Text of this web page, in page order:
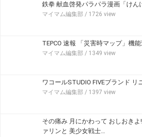
鉄拳 献血啓発パラパラ漫画「けん
マイマム編集部 / 1726 view
TEPCO 速報 「災害時マップ」機
マイマム編集部 / 1349 view
ワコールSTUDIO FIVEブランド
マイマム編集部 / 1397 view
その痛み 月にかわって おしおき
ァリンと 美少女戦士…